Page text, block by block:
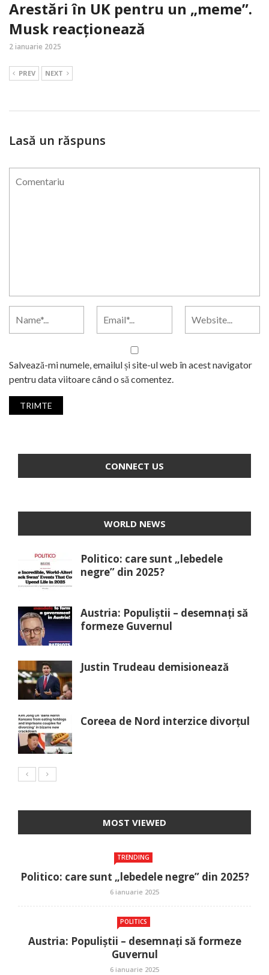
Arestări în UK pentru un „meme”.
Musk reacționează
2 ianuarie 2025
PREV NEXT
Lasă un răspuns
Salvează-mi numele, emailul și site-ul web în acest navigator
pentru data viitoare când o să comentez.
CONNECT US
WORLD NEWS
Politico: care sunt „lebedele
negre” din 2025?
Austria: Populiștii – desemnați să
formeze Guvernul
Justin Trudeau demisionează
Coreea de Nord interzice divorțul
MOST VIEWED
TRENDING
Politico: care sunt „lebedele negre” din 2025?
6 ianuarie 2025
POLITICS
Austria: Populiștii – desemnați să formeze
Guvernul
6 ianuarie 2025